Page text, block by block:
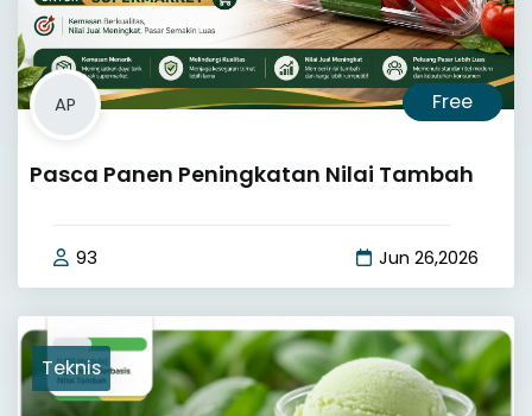
AP Free
Pasca Panen Peningkatan Nilai Tambah
93 Jun 26,2026
Teknis